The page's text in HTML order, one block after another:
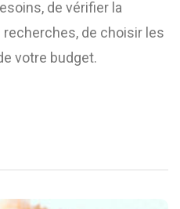
de vérifier la
de choisir les
votre budget.